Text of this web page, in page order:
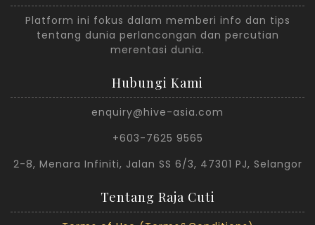
Platform ini fokus dalam memberi info dan tips
tentang dunia perlancongan dan percutian
merentasi dunia.
Hubungi Kami
enquiry@hive-asia.com
+603-7625 9565
2-8, Menara Infiniti, Jalan SS 6/3, 47301 PJ, Selangor
Tentang Raja Cuti